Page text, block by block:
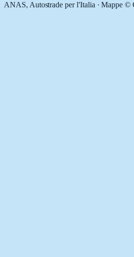
ANAS, Autostrade per l'Italia · Mappe ©